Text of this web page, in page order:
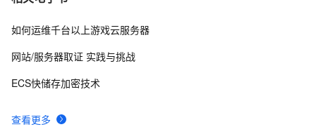
查看更多
如何运维千台以上游戏云服务器
网站/服务器取证 实践与挑战
ECS快储存加密技术